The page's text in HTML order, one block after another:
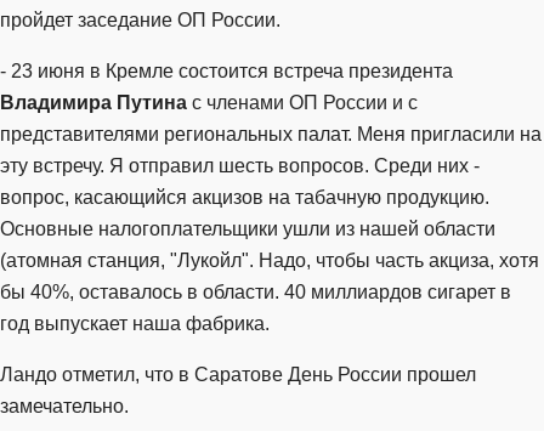
пройдет заседание ОП России.
- 23 июня в Кремле состоится встреча президента
Владимира Путина с членами ОП России и с
представителями региональных палат. Меня пригласили на
эту встречу. Я отправил шесть вопросов. Среди них -
вопрос, касающийся акцизов на табачную продукцию.
Основные налогоплательщики ушли из нашей области
(атомная станция, "Лукойл". Надо, чтобы часть акциза, хотя
бы 40%, оставалось в области. 40 миллиардов сигарет в
год выпускает наша фабрика.
Ландо отметил, что в Саратове День России прошел
замечательно.